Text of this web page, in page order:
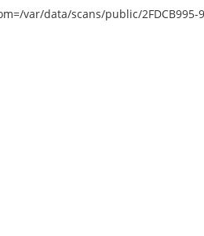
var/data/scans/public/2FDCB995-